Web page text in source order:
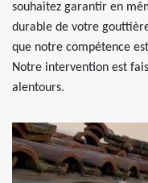
souhaitez garantir en
durable de votre
que notre compétence
Notre intervention est
alentours.